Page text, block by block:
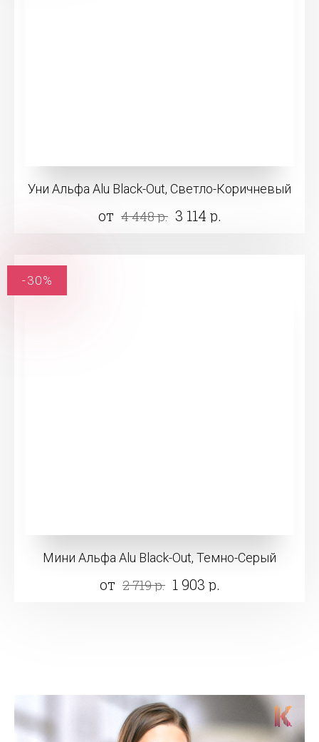
Уни Альфа Alu Black-Out, Светло-Коричневый
от 4 448 р. 3 114 р.
Мини Альфа Alu Black-Out, Темно-Серый
от 2 719 р. 1 903 р.
-30%